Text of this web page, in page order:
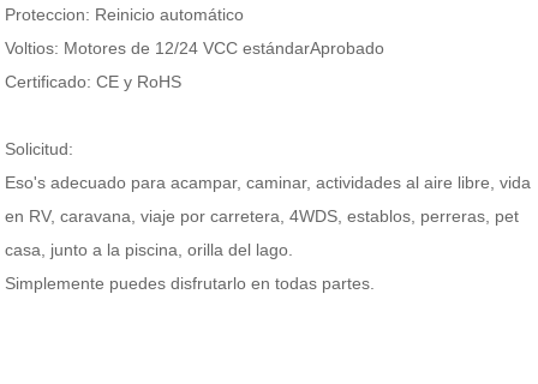
Proteccion: Reinicio automático
Voltios: Motores de 12/24 VCC estándarAprobado
Certificado:CE y RoHS
Solicitud:
Eso's adecuado para acampar, caminar, actividades al aire libre, vida
en RV, caravana, viaje por carretera, 4WDS, establos, perreras, pet
casa, junto a la piscina, orilla del lago.
Simplemente puedes disfrutarlo en todas partes.